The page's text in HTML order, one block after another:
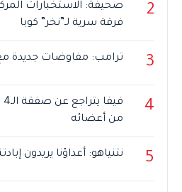
2
صحيفة: الاستخبارات
فرقة سرية لـ”نخر” كوبا
3 ترامب: مفاوضات جديدة مع
4
من أعضائه
5 نتنياهو: أعداؤنا يريدون